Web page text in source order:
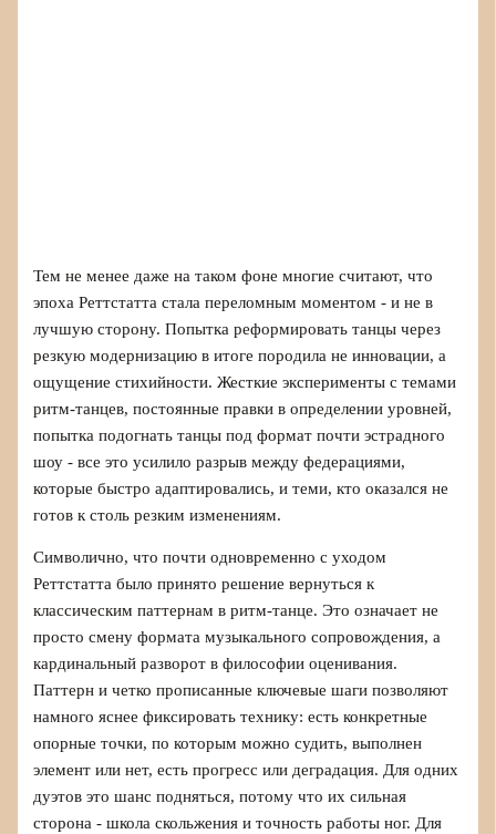
Тем не менее даже на таком фоне многие считают, что
эпоха Реттстатта стала переломным моментом - и не в
лучшую сторону. Попытка реформировать танцы через
резкую модернизацию в итоге породила не инновации, а
ощущение стихийности. Жесткие эксперименты с темами
ритм-танцев, постоянные правки в определении уровней,
попытка подогнать танцы под формат почти эстрадного
шоу - все это усилило разрыв между федерациями,
которые быстро адаптировались, и теми, кто оказался не
готов к столь резким изменениям.
Символично, что почти одновременно с уходом
Реттстатта было принято решение вернуться к
классическим паттернам в ритм-танце. Это означает не
просто смену формата музыкального сопровождения, а
кардинальный разворот в философии оценивания.
Паттерн и четко прописанные ключевые шаги позволяют
намного яснее фиксировать технику: есть конкретные
опорные точки, по которым можно судить, выполнен
элемент или нет, есть прогресс или деградация. Для одних
дуэтов это шанс подняться, потому что их сильная
сторона - школа скольжения и точность работы ног. Для